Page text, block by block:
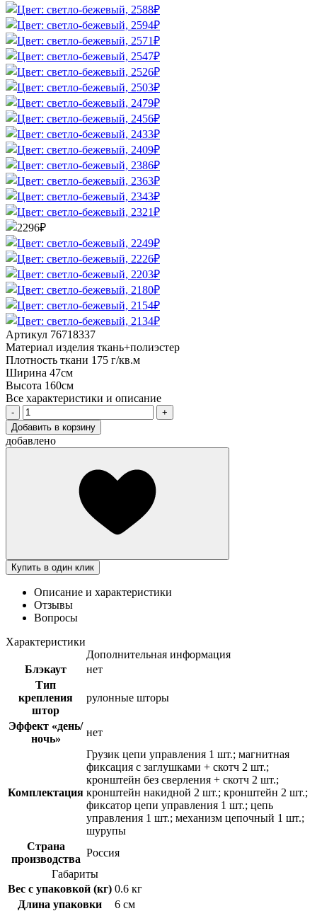
Артикул 76718337
Материал изделия ткань+полиэстер
Плотность ткани 175 г/кв.м
Ширина 47см
Высота 160см
Все характеристики и описание
Добавить в корзину
добавлено
Купить в один клик
Описание и характеристики
Отзывы
Вопросы
Характеристики
Дополнительная информация
Блэкаут
нет
Тип
крепления
штор
рулонные шторы
Эффект «день/
ночь»
нет
Комплектация
Грузик цепи управления 1 шт.; магнитная
фиксация с заглушками + скотч 2 шт.;
кронштейн без сверления + скотч 2 шт.;
кронштейн накидной 2 шт.; кронштейн 2 шт.;
фиксатор цепи управления 1 шт.; цепь
управления 1 шт.; механизм цепочный 1 шт.;
шурупы
Страна
производства
Россия
Габариты
Вес с упаковкой (кг) 0.6 кг
Длина упаковки
6 см